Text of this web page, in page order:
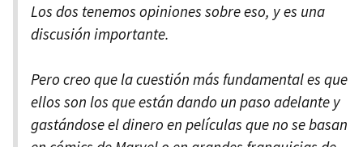
Los dos tenemos opiniones sobre eso, y es una
discusión importante.
Pero creo que la cuestión más fundamental es que
ellos son los que están dando un paso adelante y
gastándose el dinero en películas que no se basan